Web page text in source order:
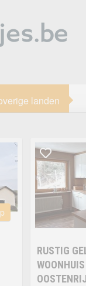
landen
RUSTIG